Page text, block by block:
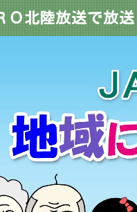
Ｏ北陸放送で放送